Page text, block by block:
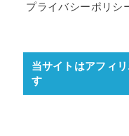
プライバシーポリシ
当サイトはアフィ
す